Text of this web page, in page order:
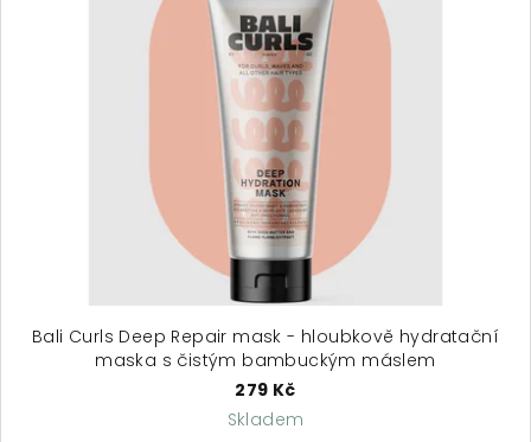
Bali Curls Deep Repair mask - hloubkově hydratační
maska s čistým bambuckým máslem
279 Kč
Skladem